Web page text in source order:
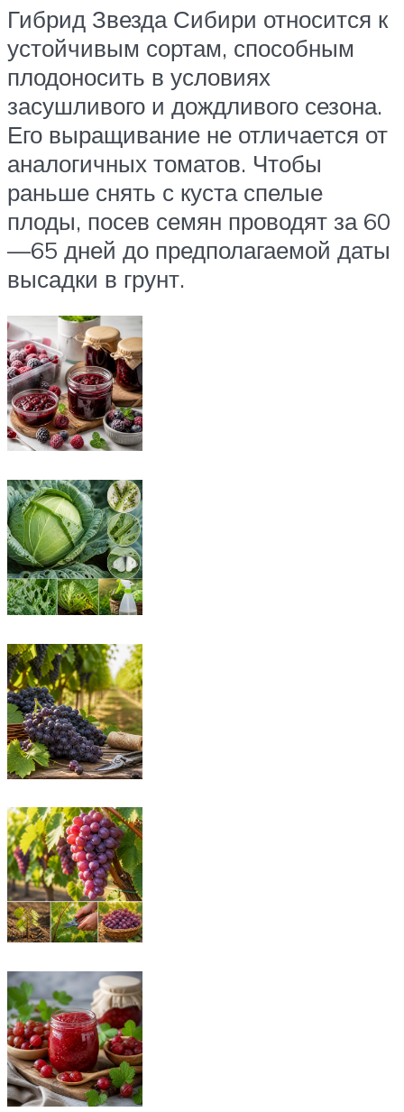
Гибрид Звезда Сибири относится к
устойчивым сортам, способным
плодоносить в условиях
засушливого и дождливого сезона.
Его выращивание не отличается от
аналогичных томатов. Чтобы
раньше снять с куста спелые
плоды, посев семян проводят за 60
—65 дней до предполагаемой даты
высадки в грунт.